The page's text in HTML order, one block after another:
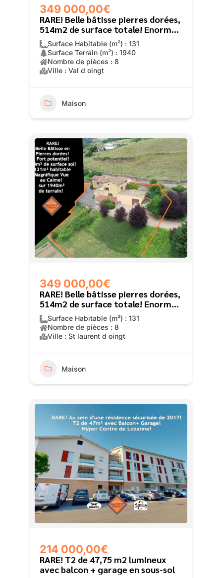
349 000,00€
RARE! Belle bâtisse pierres dorées,
514m2 de surface totale! Enorme
Potentiel, 131m2 habitables!
Surface Habitable (m²) : 131
Surface Terrain (m²) : 1940
Nombre de pièces : 8
Ville : Val d oingt
Maison
349 000,00€
RARE! Belle bâtisse pierres dorées,
514m2 de surface totale! Enorme
Potentiel, 131m2 habitables!
Surface Habitable (m²) : 131
Nombre de pièces : 8
Ville : St laurent d oingt
Maison
214 000,00€
RARE! T2 de 47,75 m2 lumineux
avec balcon + garage en sous-sol